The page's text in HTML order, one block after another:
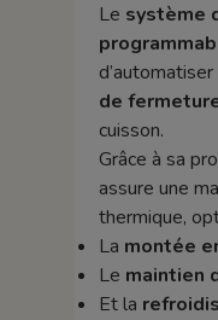
Le système
de
cuisson.
Grâce à sa
assure une
thermique,
La montée
Le maintien
Et la